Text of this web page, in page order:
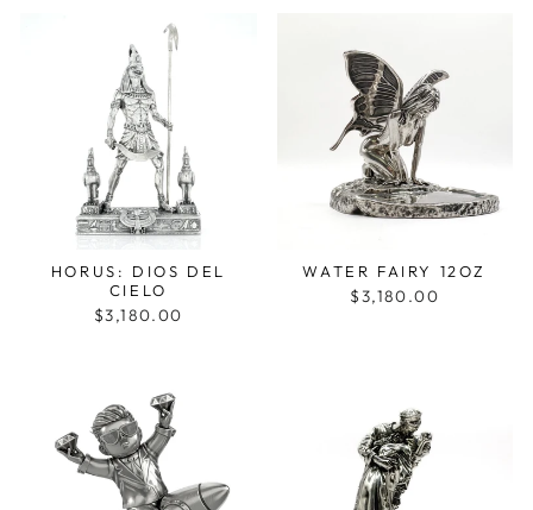
HORUS: DIOS DEL
CIELO
$3,180.00
WATER FAIRY 12OZ
$3,180.00